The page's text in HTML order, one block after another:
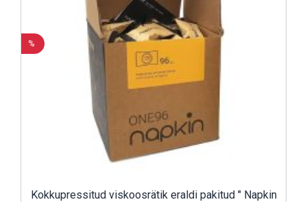
%
Kokkupressitud viskoosrätik eraldi pakitud " Napkin